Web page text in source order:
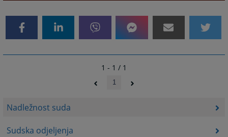
Nadležnost suda
Sudska odjeljenja
1 - 1 / 1
1